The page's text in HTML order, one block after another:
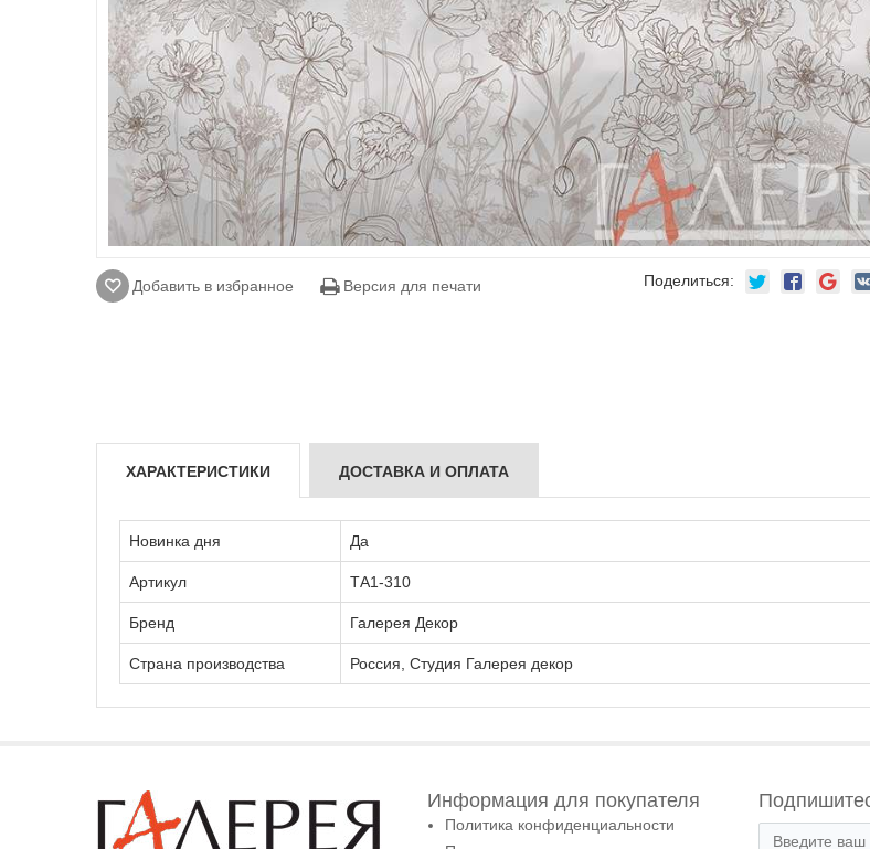
Добавить в избранное Версия для печати Поделиться:
ХАРАКТЕРИСТИКИ ДОСТАВКА И ОПЛАТА
Новинка дня Да
Артикул ТА1-310
Бренд Галерея Декор
Страна производства Россия, Студия Галерея декор
Информация для покупателя
Политика конфиденциальности